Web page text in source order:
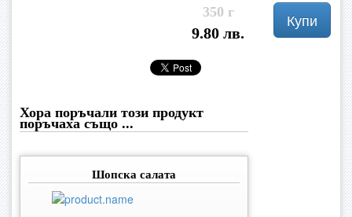
350 г
9.80 лв.
Купи
Хора поръчали този продукт
поръчаха също ...
Шопска салата